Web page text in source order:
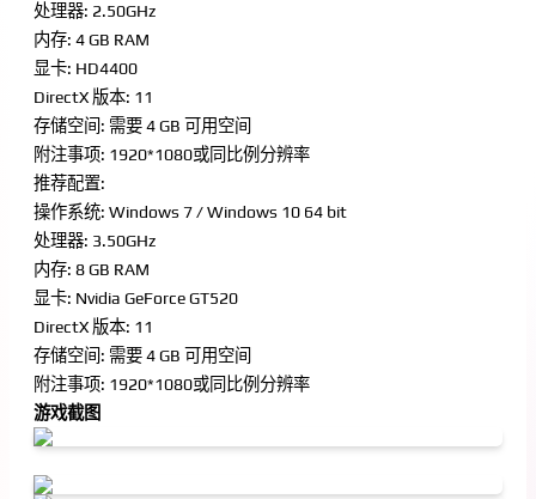
处理器: 2.50GHz
内存: 4 GB RAM
显卡: HD4400
DirectX 版本: 11
存储空间: 需要 4 GB 可用空间
附注事项: 1920*1080或同比例分辨率
推荐配置:
操作系统: Windows 7 / Windows 10 64 bit
处理器: 3.50GHz
内存: 8 GB RAM
显卡: Nvidia GeForce GT520
DirectX 版本: 11
存储空间: 需要 4 GB 可用空间
附注事项: 1920*1080或同比例分辨率
游戏截图